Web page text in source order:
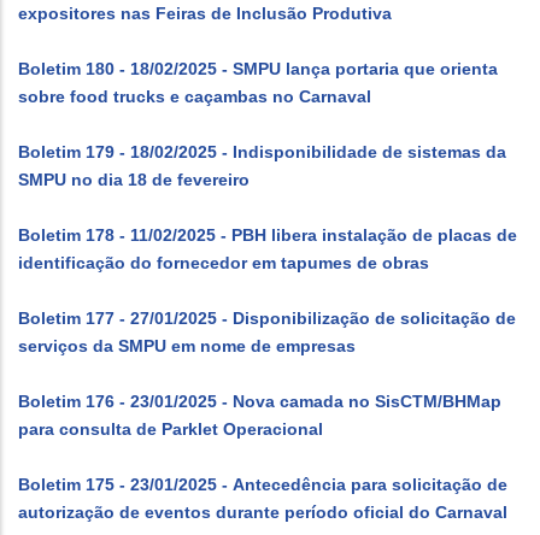
expositores nas Feiras de Inclusão Produtiva
Boletim 180 - 18/02/2025 - SMPU lança portaria que orienta
sobre food trucks e caçambas no Carnaval
Boletim 179 - 18/02/2025 - Indisponibilidade de sistemas da
SMPU no dia 18 de fevereiro
Boletim 178 - 11/02/2025 - PBH libera instalação de placas de
identificação do fornecedor em tapumes de obras
Boletim 177 - 27/01/2025 - Disponibilização de solicitação de
serviços da SMPU em nome de empresas
Boletim 176 - 23/01/2025 - Nova camada no SisCTM/BHMap
para consulta de Parklet Operacional
Boletim 175 - 23/01/2025 - Antecedência para solicitação de
autorização de eventos durante período oficial do Carnaval